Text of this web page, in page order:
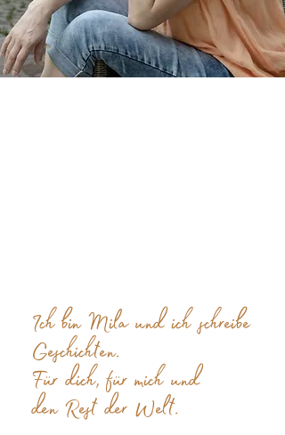
Ich bin Mila und ich schreibe
Geschichten.
Für dich, für mich und
den Rest der Welt.